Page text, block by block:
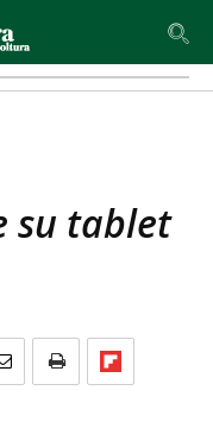
su tablet